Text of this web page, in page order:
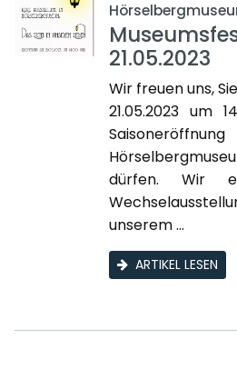
21.05.2023
Wir freuen uns,
21.05.2023 um
dürfen. Wir
unserem ...
ARTIKEL LESEN